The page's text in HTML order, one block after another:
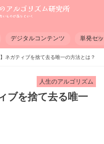
デジタルコンテンツ 単発セ
】ネガティブを捨て去る唯一の方法とは？
人生のアルゴリズム
ブを捨て去る唯一